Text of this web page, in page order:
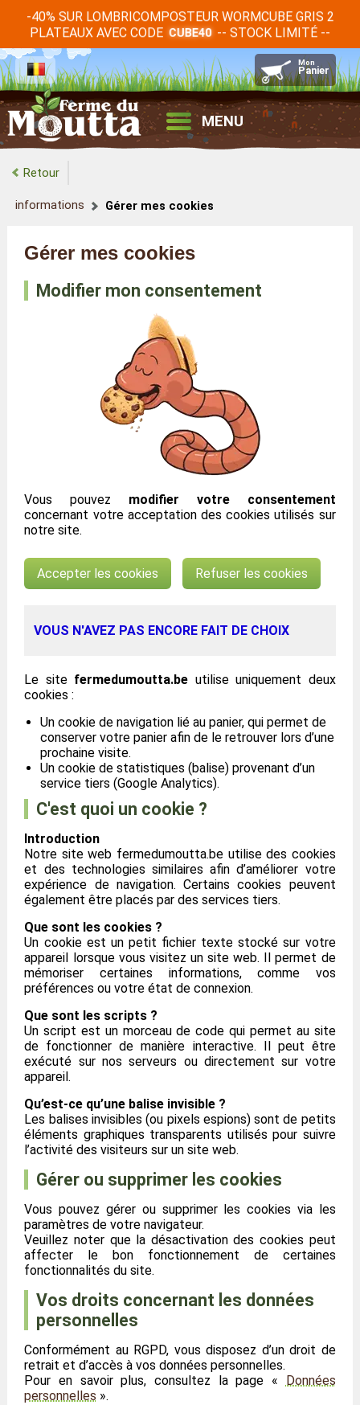
-40% SUR LOMBRICOMPOSTEUR WORMCUBE GRIS 2
PLATEAUX AVEC CODE CUBE40 -- STOCK LIMITÉ --
MENU
Retour
informations Gérer mes cookies
Gérer mes cookies
Modifier mon consentement
Vous pouvez modifier votre consentement
concernant votre acceptation des cookies utilisés sur
notre site.
Accepter les cookies Refuser les cookies
VOUS N'AVEZ PAS ENCORE FAIT DE CHOIX
Le site fermedumoutta.be utilise uniquement deux
cookies :
Un cookie de navigation lié au panier, qui permet de
conserver votre panier afin de le retrouver lors d’une
prochaine visite.
Un cookie de statistiques (balise) provenant d’un
service tiers (Google Analytics).
C'est quoi un cookie ?
Introduction
Notre site web fermedumoutta.be utilise des cookies
et des technologies similaires afin d’améliorer votre
expérience de navigation. Certains cookies peuvent
également être placés par des services tiers.
Que sont les cookies ?
Un cookie est un petit fichier texte stocké sur votre
appareil lorsque vous visitez un site web. Il permet de
mémoriser certaines informations, comme vos
préférences ou votre état de connexion.
Que sont les scripts ?
Un script est un morceau de code qui permet au site
de fonctionner de manière interactive. Il peut être
exécuté sur nos serveurs ou directement sur votre
appareil.
Qu’est-ce qu’une balise invisible ?
Les balises invisibles (ou pixels espions) sont de petits
éléments graphiques transparents utilisés pour suivre
l’activité des visiteurs sur un site web.
Gérer ou supprimer les cookies
Vous pouvez gérer ou supprimer les cookies via les
paramètres de votre navigateur.
Veuillez noter que la désactivation des cookies peut
affecter le bon fonctionnement de certaines
fonctionnalités du site.
Vos droits concernant les données
personnelles
Conformément au RGPD, vous disposez d’un droit de
retrait et d’accès à vos données personnelles.
Pour en savoir plus, consultez la page « Données
personnelles ».